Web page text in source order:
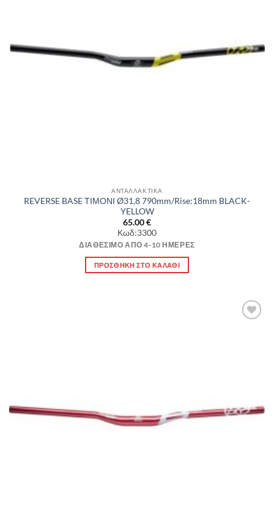
ΑΝΤΑΛΛΑΚΤΙΚΑ
REVERSE BASE ΤΙΜΟΝΙ Ø31,8 790mm/Rise:18mm BLACK-
YELLOW
65.00€
Κωδ:3300
ΔΙΑΘΈΣΙΜΟ ΑΠΌ 4-10 ΗΜΈΡΕΣ
ΠΡΟΣΘΉΚΗ ΣΤΟ ΚΑΛΆΘΙ